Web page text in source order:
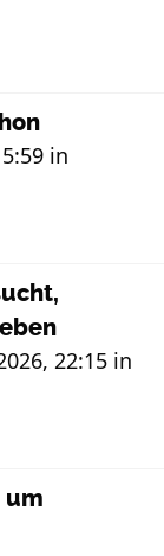
in
22:15 in
um